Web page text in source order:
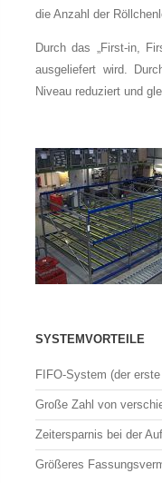
die Anzahl der
Durch das „First-in,
ausgeliefert wird.
Niveau reduziert und
SYSTEMVORTEILE
FIFO-System (der
Große Zahl von
Zeitersparnis bei der
Größeres